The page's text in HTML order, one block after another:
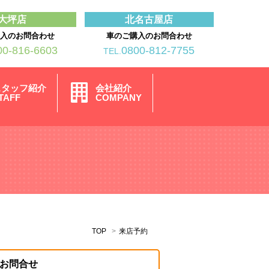
坪店
のお問合わせ
816-6603
北名古屋店
車のご購入のお問合わせ
TEL.0800-812-7755
ッフ紹介
会社紹介
COMPANY
TOP 来店予約
お問合せ